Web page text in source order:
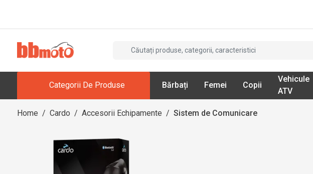
Categorii De Produse Bărbați Femei Copii
Vehicule
ATV
Home / Cardo / Accesorii Echipamente / Sistem de Comunicare